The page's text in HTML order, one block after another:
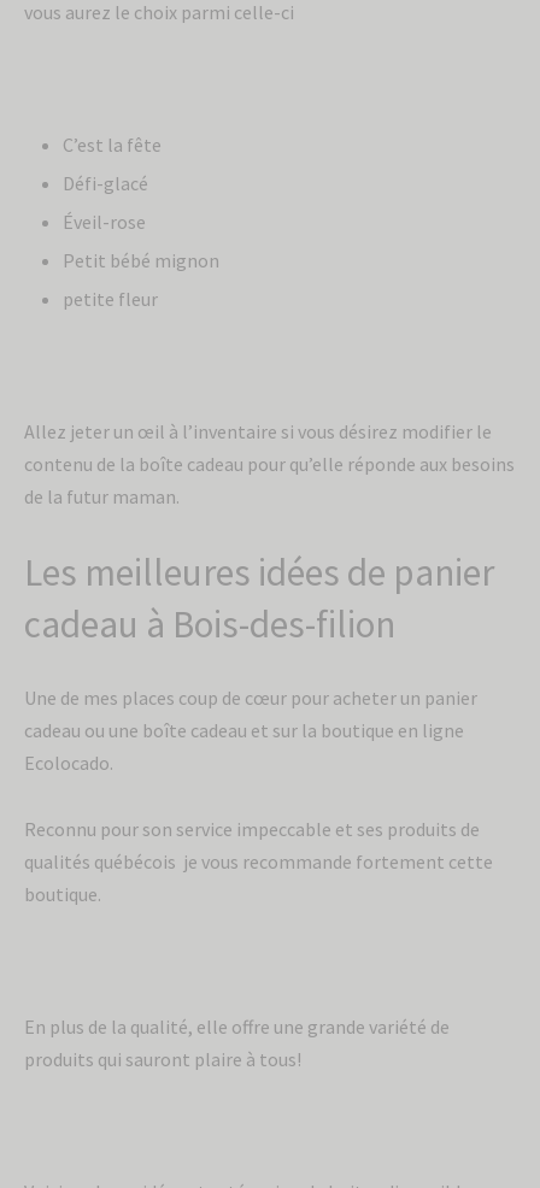
vous aurez le choix parmi celle-ci
C’est la fête
Défi-glacé
Éveil-rose
Petit bébé mignon
petite fleur
Allez jeter un œil à l’inventaire si vous désirez modifier le
contenu de la boîte cadeau pour qu’elle réponde aux besoins
de la futur maman.
Les meilleures idées de panier
cadeau à Bois-des-filion
Une de mes places coup de cœur pour acheter un panier
cadeau ou une boîte cadeau et sur la boutique en ligne
Ecolocado.
Reconnu pour son service impeccable et ses produits de
qualités québécois je vous recommande fortement cette
boutique.
En plus de la qualité, elle offre une grande variété de
produits qui sauront plaire à tous!